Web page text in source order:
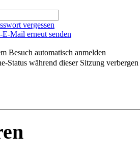
vergessen
Mail erneut senden
Besuch automatisch anmelden
Status während dieser Sitzung verbergen